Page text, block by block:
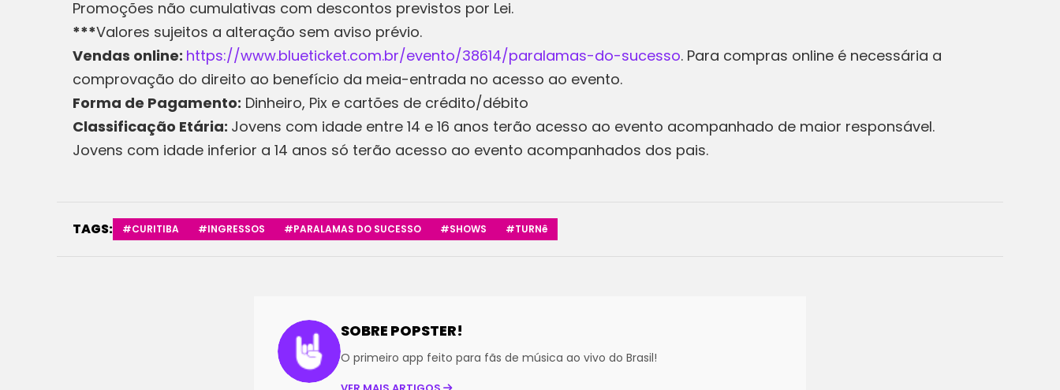
Promoções não cumulativas com descontos previstos por Lei.
***Valores sujeitos a alteração sem aviso prévio.
Vendas online: https://www.blueticket.com.br/evento/38614/paralamas-do-sucesso. Para compras online é necessária a
comprovação do direito ao benefício da meia-entrada no acesso ao evento.
Forma de Pagamento: Dinheiro, Pix e cartões de crédito/débito
Classificação Etária: Jovens com idade entre 14 e 16 anos terão acesso ao evento acompanhado de maior responsável.
Jovens com idade inferior a 14 anos só terão acesso ao evento acompanhados dos pais.
TAGS: #CURITIBA #INGRESSOS #PARALAMAS DO SUCESSO #SHOWS #TURNê
SOBRE POPSTER!
O primeiro app feito para fãs de música ao vivo do Brasil!